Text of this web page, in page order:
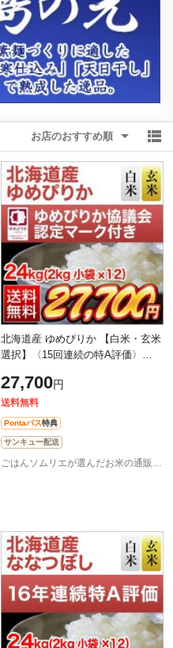
お店のおすすめ順
北海道産 ゆめぴりか 【白米・玄米
選択】〈15回連続の特A評価〉
【即日出荷は白米のみ】お米 令和7
年産 20
27,700円
送料無料
Pontaパス特典
サンキュー配送
ごはんソムリエが選んだお米の通販 お米のくりや